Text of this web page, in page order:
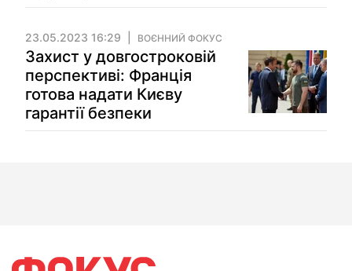
23.05.2023 16:29 ВОЄННИЙ ФОКУС
Захист у довгостроковій
перспективі: Франція
готова надати Києву
гарантії безпеки